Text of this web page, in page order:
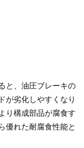
と、油圧ブレーキの
が劣化しやすくなり
り構成部品が腐食す
優れた耐腐食性能と